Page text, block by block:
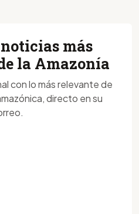
más
la Amazonía
con lo más relevante de
directo en su